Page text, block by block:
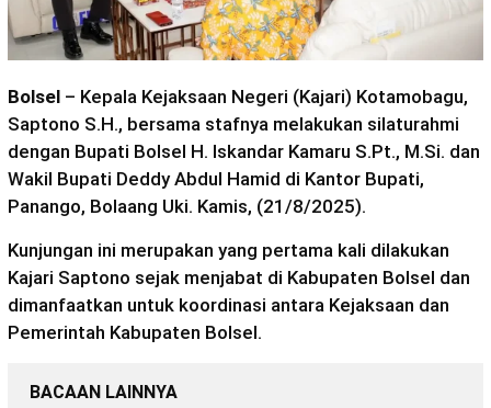
Bolsel – Kepala Kejaksaan Negeri (Kajari) Kotamobagu,
Saptono S.H., bersama stafnya melakukan silaturahmi
dengan Bupati Bolsel H. Iskandar Kamaru S.Pt., M.Si. dan
Wakil Bupati Deddy Abdul Hamid di Kantor Bupati,
Panango, Bolaang Uki. Kamis, (21/8/2025).
Kunjungan ini merupakan yang pertama kali dilakukan
Kajari Saptono sejak menjabat di Kabupaten Bolsel dan
dimanfaatkan untuk koordinasi antara Kejaksaan dan
Pemerintah Kabupaten Bolsel.
BACAAN LAINNYA